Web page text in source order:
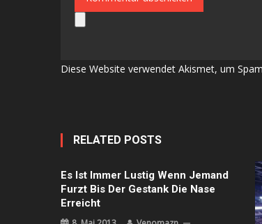
Diese Website verwendet Akismet, um
RELATED POSTS
Es Ist Immer Lustig Wenn Jemand
Furzt Bis Der Gestank Die Nase
Erreicht